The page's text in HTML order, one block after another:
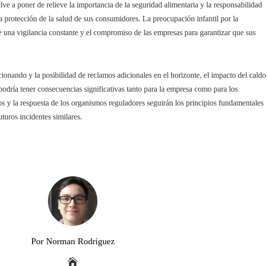
a poner de relieve la importancia de la seguridad alimentaria y la responsabilidad
protección de la salud de sus consumidores. La preocupación infantil por la
vigilancia constante y el compromiso de las empresas para garantizar que sus
y la posibilidad de reclamos adicionales en el horizonte, el impacto del caldo
tener consecuencias significativas tanto para la empresa como para los
y la respuesta de los organismos reguladores seguirán los principios fundamentales
incidentes similares.
Por Norman Rodriguez